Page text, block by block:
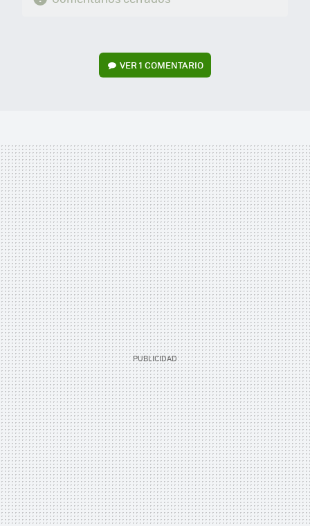
VER1 COMENTARIO